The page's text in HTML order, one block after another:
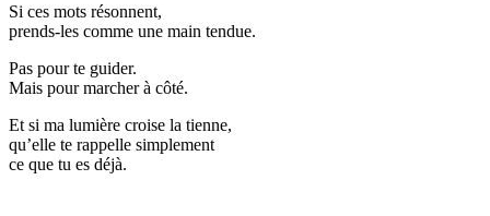
Si ces mots résonnent,
prends-les comme une main tendue.
Pas pour te guider.
Mais pour marcher à côté.
Et si ma lumière croise la tienne,
qu’elle te rappelle simplement
ce que tu es déjà.